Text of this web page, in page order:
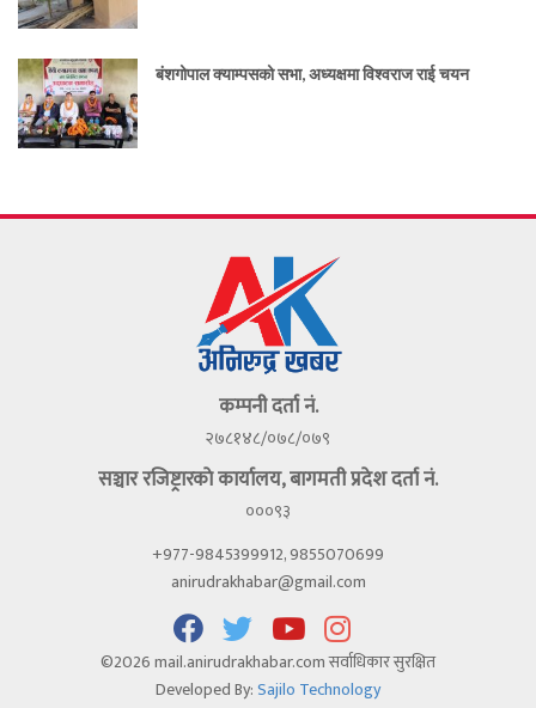
बंशगोपाल क्याम्पसको सभा, अध्यक्षमा विश्वराज राई चयन
कम्पनी दर्ता नं.
२७८१४८/०७८/०७९
सञ्चार रजिष्ट्रारकाे कार्यालय, बागमती प्रदेश दर्ता नं.
०००९३
+977-9845399912, 9855070699
anirudrakhabar@gmail.com
©2026 mail.anirudrakhabar.com सर्वाधिकार सुरक्षित
Developed By:Sajilo Technology